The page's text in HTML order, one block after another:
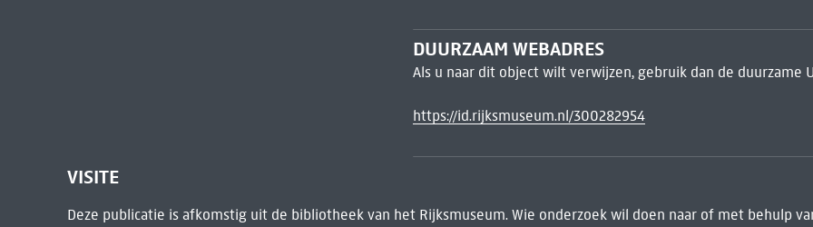
DUURZAAM WEBADRES
Als u naar dit object wilt verwijzen, gebruik dan de duurzame
https://id.rijksmuseum.nl/300282954
VISITE
Deze publicatie is afkomstig uit de bibliotheek van het Rijksmuseum. Wie onderzoek wil doen naar of met behulp